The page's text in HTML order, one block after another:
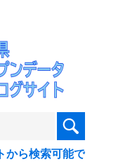
から検索可能で